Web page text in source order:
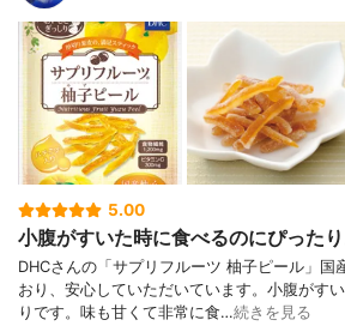
5.00
小腹がすいた時に食べるのにぴったり
DHCさんの「サプリフルーツ 柚子ピール」国
おり、安心していただいています。小腹がす
りです。味も甘くて非常に食…続きを見る